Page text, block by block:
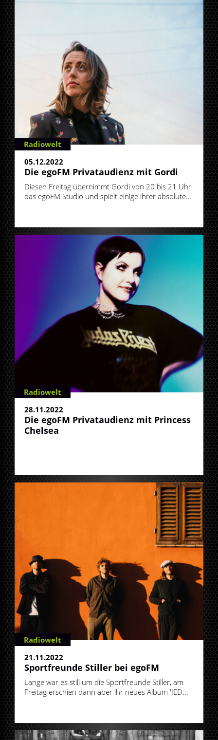
Radiowelt
05.12.2022
Die egoFM Privataudienz mit Gordi
Diesen Freitag übernimmt Gordi von 20 bis 21 Uhr
das egoFM Studio und spielt einige ihrer absolute...
Radiowelt
28.11.2022
Die egoFM Privataudienz mit Princess
Chelsea
Radiowelt
21.11.2022
Sportfreunde Stiller bei egoFM
Lange war es still um die Sportfreunde Stiller, am
Freitag erschien dann aber ihr neues Album 'JED...